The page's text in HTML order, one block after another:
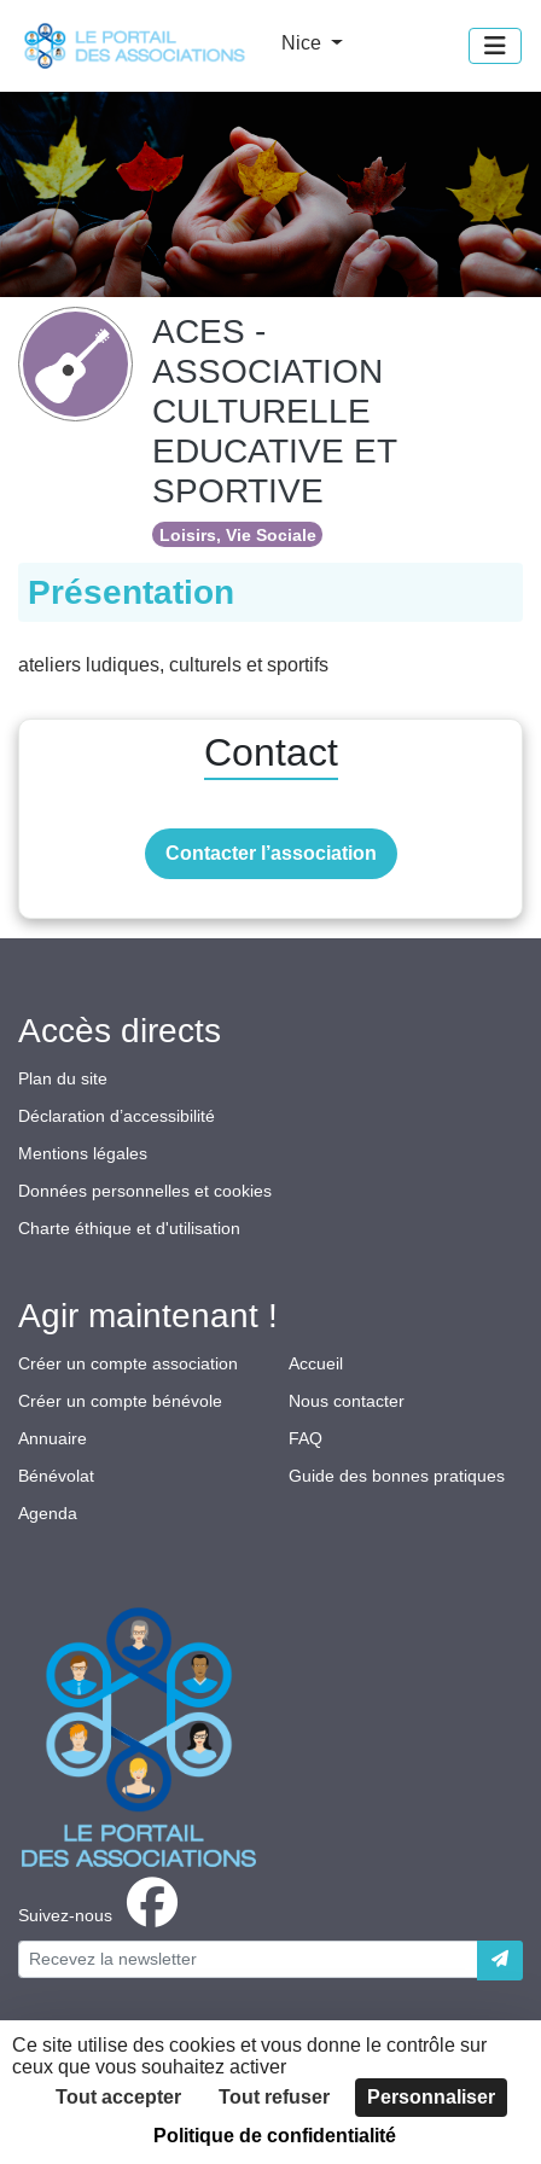
Nice
ACES -
ASSOCIATION
CULTURELLE
EDUCATIVE ET
SPORTIVE
Loisirs, Vie Sociale
Présentation
ateliers ludiques, culturels et sportifs
Contact
Contacter l’association
Suivez-nous
Accès directs
Plan du site
Déclaration d’accessibilité
Mentions légales
Données personnelles et cookies
Charte éthique et d'utilisation
Agir maintenant !
Créer un compte association
Créer un compte bénévole
Annuaire
Bénévolat
Agenda
Accueil
Nous contacter
FAQ
Guide des bonnes pratiques
Plateforme développée en France par
Ce site utilise des cookies et vous donne le contrôle sur
ceux que vous souhaitez activer
Tout accepter
Tout refuser
Personnaliser
Politique de confidentialité